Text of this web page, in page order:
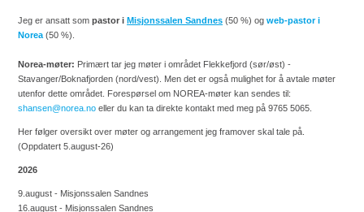
Jeg er ansatt som pastor i Misjonssalen Sandnes (50 %) og web-pastor i
Norea (50 %).
Norea-møter: Primært tar jeg møter i området Flekkefjord (sør/øst) -
Stavanger/Boknafjorden (nord/vest). Men det er også mulighet for å avtale møter
utenfor dette området. Forespørsel om NOREA-møter kan sendes til:
shansen@norea.no eller du kan ta direkte kontakt med meg på 9765 5065.
Her følger oversikt over møter og arrangement jeg framover skal tale på.
(Oppdatert 5.august-26)
2026
9.august - Misjonssalen Sandnes
16.august - Misjonssalen Sandnes